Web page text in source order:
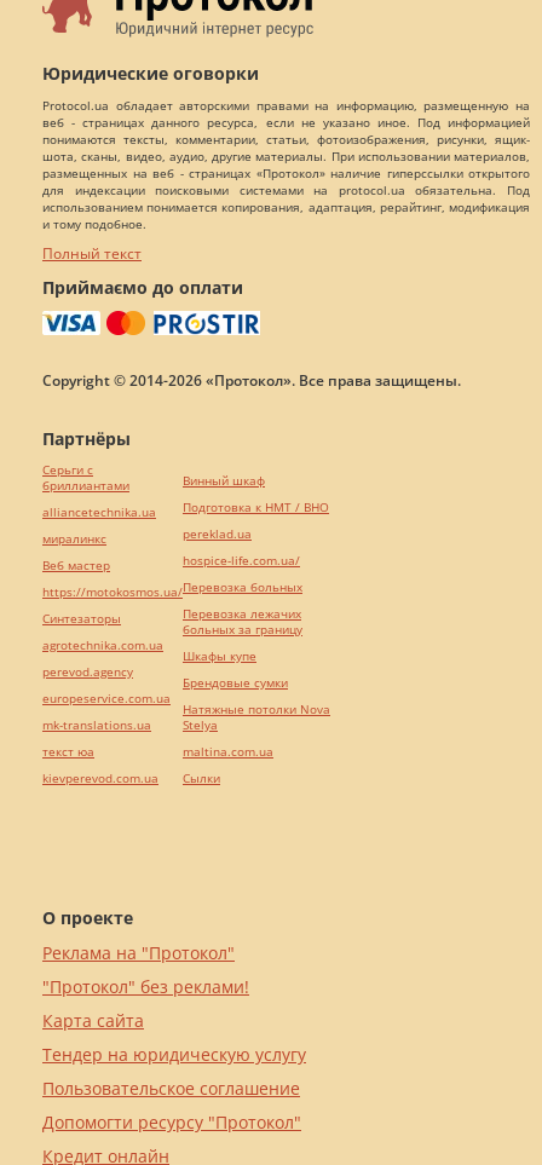
Юридические оговорки
Protocol.ua обладает авторскими правами на информацию, размещенную на
веб - страницах данного ресурса, если не указано иное. Под информацией
понимаются тексты, комментарии, статьи, фотоизображения, рисунки, ящик-
шота, сканы, видео, аудио, другие материалы. При использовании материалов,
размещенных на веб - страницах «Протокол» наличие гиперссылки открытого
для индексации поисковыми системами на protocol.ua обязательна. Под
использованием понимается копирования, адаптация, рерайтинг, модификация
и тому подобное.
Полный текст
Приймаємо до оплати
Copyright © 2014-2026 «Протокол». Все права защищены.
О проекте
Реклама на "Протокол"
"Протокол" без реклами!
Карта сайта
Тендер на юридическую услугу
Пользовательское соглашение
Допомогти ресурсу "Протокол"
Кредит онлайн
Партнёры
Серьги с
бриллиантами
alliancetechnika.ua
миралинкс
Веб мастер
https://motokosmos.ua/
Синтезаторы
agrotechnika.com.ua
perevod.agency
europeservice.com.ua
mk-translations.ua
текст юа
kievperevod.com.ua
Винный шкаф
Подготовка к НМТ / ВНО
pereklad.ua
hospice-life.com.ua/
Перевозка больных
Перевозка лежачих
больных за границу
Шкафы купе
Брендовые сумки
Натяжные потолки Nova
Stelya
maltina.com.ua
Cылки